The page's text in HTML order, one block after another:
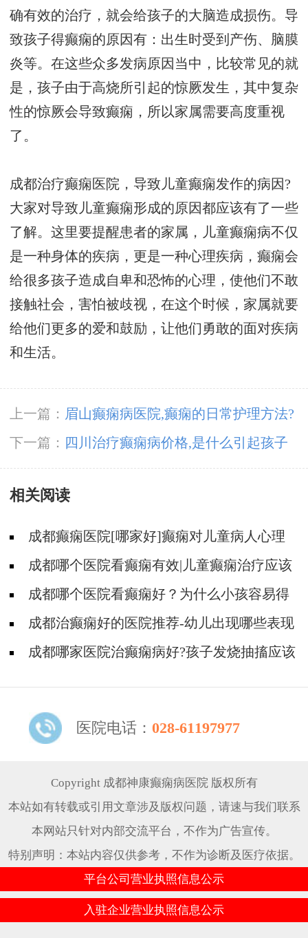
确有效的治疗，就会给孩子的大脑造成损伤。导
致孩子得癫痫的原因有：出生时受到产伤、脑膜
炎等。在这些众多发病原因当中，比较常见的就
是，孩子由于高烧所引起的惊厥发生，其中复杂
性的惊厥会导致癫痫，所以家属需要高度重视
了。
成都治疗癫痫医院，导致儿童癫痫发作的病因?
大家对导致儿童癫痫形成的原因都应该有了一些
了解。这里要提醒患者的家属，儿童癫痫病不仅
是一种身体的疾病，更是一种心理疾病，癫痫会
给很多孩子造成自卑和恐怖的心理，使他们不敢
接触社会，害怕被歧视，在这个时候，家属就要
给他们更多的爱和鼓励，让他们勇敢的面对疾病
和生活。
上一篇： 眉山癫痫病医院,癫痫的日常护理方法?
下一篇：
四川治疗癫痫病价格,是什么引起孩子
的抽搐?
相关阅读
成都癫痫医院[哪家好]癫痫对儿童病人心理
有影响吗?
成都哪个医院看癫痫有效|儿童癫痫治疗应该
注意什么?
成都哪个医院看癫痫好？为什么小孩容易得
癫痫?成都治癫痫好的医院推荐-幼儿出现哪些表现
可能是癫痫？
成都哪家医院治癫痫病好?孩子发烧抽搐应该
医院电话： 028-61197977
Copyright 成都神康癫痫病医院 版权所有
本站如有转载或引用文章涉及版权问题，请速与我们联系
本网站只针对内部交流平台，不作为广告宣传。
特别声明：本站内容仅供参考，不作为诊断及医疗依据。
平台公司营业执照信息公示
入驻企业营业执照信息公示